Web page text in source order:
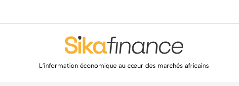
L’information économique au cœur des marchés africains